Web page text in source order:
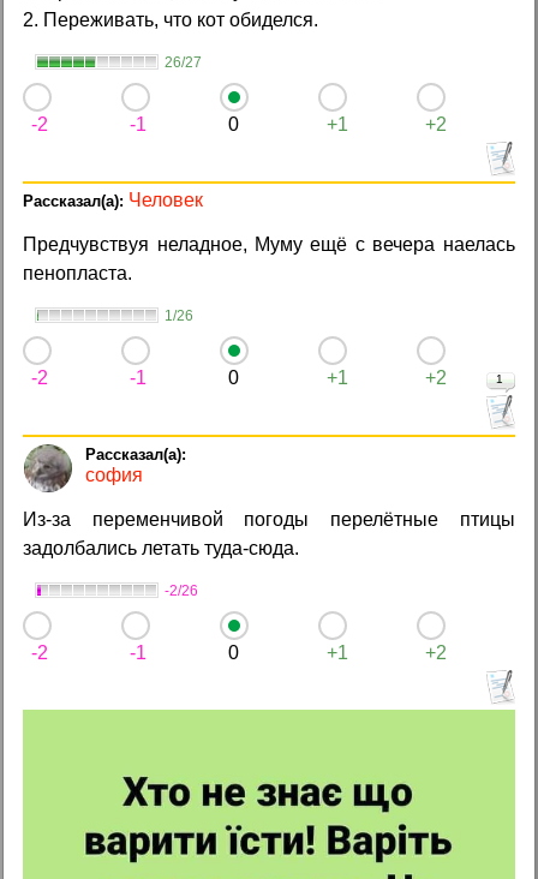
2. Переживать, что кот обиделся.
26/27
-2 -1 0 +1 +2
Человек
Предчувствуя неладное, Муму ещё с вечера наелась
пенопласта.
1/26
-2 -1 0 +1 +2 1
софия
Из-за переменчивой погоды перелётные птицы
задолбались летать туда-сюда.
-2/26
-2 -1 0 +1 +2